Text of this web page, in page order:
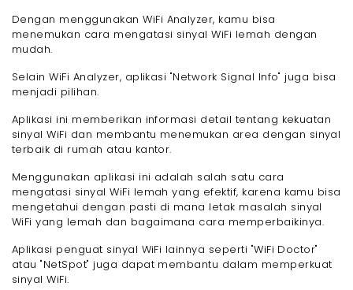
Dengan menggunakan WiFi Analyzer, kamu bisa
menemukan cara mengatasi sinyal WiFi lemah dengan
mudah.
Selain WiFi Analyzer, aplikasi "Network Signal Info" juga bisa
menjadi pilihan.
Aplikasi ini memberikan informasi detail tentang kekuatan
sinyal WiFi dan membantu menemukan area dengan sinyal
terbaik di rumah atau kantor.
Menggunakan aplikasi ini adalah salah satu cara
mengatasi sinyal WiFi lemah yang efektif, karena kamu bisa
mengetahui dengan pasti di mana letak masalah sinyal
WiFi yang lemah dan bagaimana cara memperbaikinya.
Aplikasi penguat sinyal WiFi lainnya seperti "WiFi Doctor"
atau "NetSpot" juga dapat membantu dalam memperkuat
sinyal WiFi.